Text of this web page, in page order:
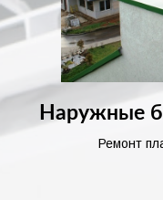
Наружные
Ремонт